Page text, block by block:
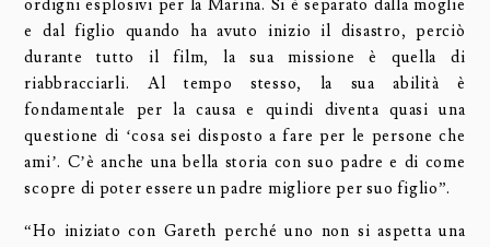
ordigni esplosivi per la Marina. Si è separato dalla moglie
e dal figlio quando ha avuto inizio il disastro, perciò
durante tutto il film, la sua missione è quella di
riabbracciarli. Al tempo stesso, la sua abilità è
fondamentale per la causa e quindi diventa quasi una
questione di ‘cosa sei disposto a fare per le persone che
ami’. C’è anche una bella storia con suo padre e di come
scopre di poter essere un padre migliore per suo figlio”.
“Ho iniziato con Gareth perché uno non si aspetta una